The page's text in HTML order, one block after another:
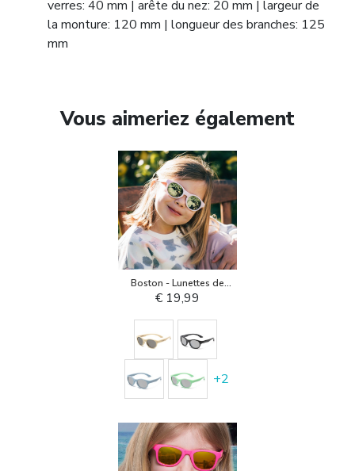
verres: 40 mm | arête du nez: 20 mm | largeur de
la monture: 120 mm | longueur des branches: 125
mm
Vous aimeriez également
Boston - Lunettes de
Soleill pour Enfant
€ 19,99
+2